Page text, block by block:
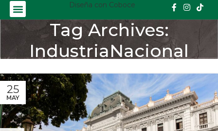
Diseña con Coboce
Tag Archives:
IndustriaNacional
25
MAY